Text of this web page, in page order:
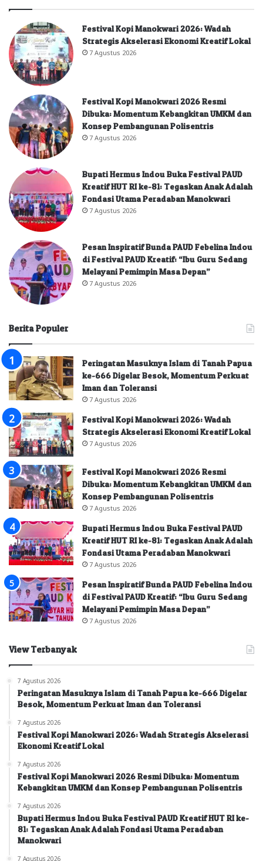
Festival Kopi Manokwari 2026: Wadah
Strategis Akselerasi Ekonomi Kreatif Lokal
7 Agustus 2026
Festival Kopi Manokwari 2026 Resmi
Dibuka: Momentum Kebangkitan UMKM dan
Konsep Pembangunan Polisentris
7 Agustus 2026
Bupati Hermus Indou Buka Festival PAUD
Kreatif HUT RI ke-81: Tegaskan Anak Adalah
Fondasi Utama Peradaban Manokwari
7 Agustus 2026
Pesan Inspiratif Bunda PAUD Febelina Indou
di Festival PAUD Kreatif: “Ibu Guru Sedang
Melayani Pemimpin Masa Depan”
7 Agustus 2026
Berita Populer
Peringatan Masuknya Islam di Tanah Papua
ke-666 Digelar Besok, Momentum Perkuat
Iman dan Toleransi
7 Agustus 2026
Festival Kopi Manokwari 2026: Wadah
Strategis Akselerasi Ekonomi Kreatif Lokal
7 Agustus 2026
Festival Kopi Manokwari 2026 Resmi
Dibuka: Momentum Kebangkitan UMKM dan
Konsep Pembangunan Polisentris
7 Agustus 2026
Bupati Hermus Indou Buka Festival PAUD
Kreatif HUT RI ke-81: Tegaskan Anak Adalah
Fondasi Utama Peradaban Manokwari
7 Agustus 2026
Pesan Inspiratif Bunda PAUD Febelina Indou
di Festival PAUD Kreatif: “Ibu Guru Sedang
Melayani Pemimpin Masa Depan”
7 Agustus 2026
View Terbanyak
7 Agustus 2026
Peringatan Masuknya Islam di Tanah Papua ke-666 Digelar
Besok, Momentum Perkuat Iman dan Toleransi
7 Agustus 2026
Festival Kopi Manokwari 2026: Wadah Strategis Akselerasi
Ekonomi Kreatif Lokal
7 Agustus 2026
Festival Kopi Manokwari 2026 Resmi Dibuka: Momentum
Kebangkitan UMKM dan Konsep Pembangunan Polisentris
7 Agustus 2026
Bupati Hermus Indou Buka Festival PAUD Kreatif HUT RI ke-
81: Tegaskan Anak Adalah Fondasi Utama Peradaban
Manokwari
7 Agustus 2026